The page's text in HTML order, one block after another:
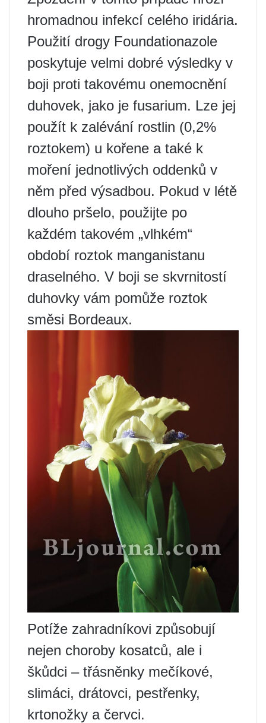
hromadnou infekcí celého iridária.
Použití drogy Foundationazole
poskytuje velmi dobré výsledky v
boji proti takovému onemocnění
duhovek, jako je fusarium. Lze jej
použít k zalévání rostlin (0,2%
roztokem) u kořene a také k
moření jednotlivých oddenků v
něm před výsadbou. Pokud v létě
dlouho pršelo, použijte po
každém takovém „vlhkém“
období roztok manganistanu
draselného. V boji se skvrnitostí
duhovky vám pomůže roztok
směsi Bordeaux.
Potíže zahradníkovi způsobují
nejen choroby kosatců, ale i
škůdci – třásněnky mečíkové,
slimáci, drátovci, pestřenky,
krtonožky a červci.